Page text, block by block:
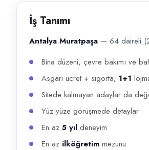
Başvuru kanalları
WhatsApp, Telefon
İlan açıklaması
Antalya Muratpaşa — 64 daireli (2 blok)
İş Tanımı
Antalya Muratpaşa — 64 daireli
Bina düzeni, çevre bakımı ve
Asgari ücret + sigorta; 1+1
Sitede kalmayan adaylar da
Yüz yüze görüşmede detaylar
En az 5 yıl deneyim
En az ilköğretim mezunu